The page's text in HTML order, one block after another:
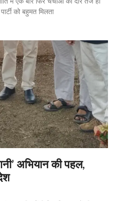
में एक बार फिर चर्चाओं का दौर तेज हो
को बहुमत मिलता
अभियान की पहल,